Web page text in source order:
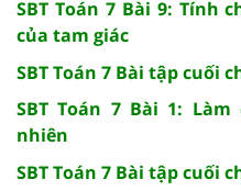
SBT Toán 7 Bài 9: Tính
của tam giác
SBT Toán 7 Bài tập cuối
SBT Toán 7 Bài 1:
nhiên
SBT Toán 7 Bài tập cuối